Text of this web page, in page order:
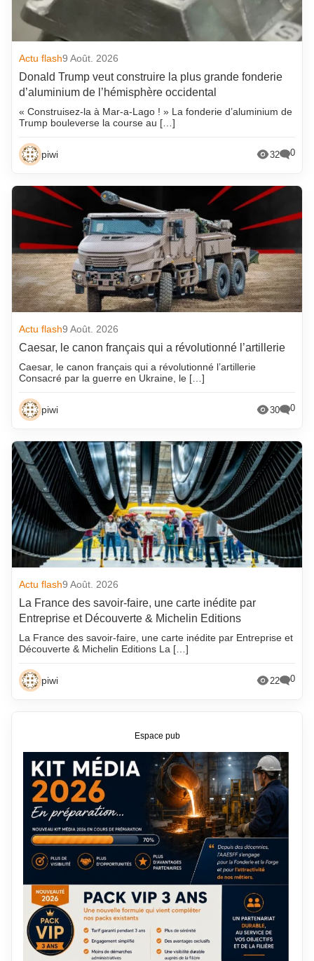
Actu flash9 Août. 2026
Donald Trump veut construire la plus grande fonderie
d’aluminium de l’hémisphère occidental
« Construisez-la à Mar-a-Lago ! » La fonderie d’aluminium de
Trump bouleverse la course au […]
piwi 32 0
Actu flash9 Août. 2026
Caesar, le canon français qui a révolutionné l’artillerie
Caesar, le canon français qui a révolutionné l’artillerie
Consacré par la guerre en Ukraine, le […]
piwi 30 0
Actu flash9 Août. 2026
La France des savoir-faire, une carte inédite par
Entreprise et Découverte & Michelin Editions
La France des savoir-faire, une carte inédite par Entreprise et
Découverte & Michelin Editions La […]
piwi 22 0
Espace pub